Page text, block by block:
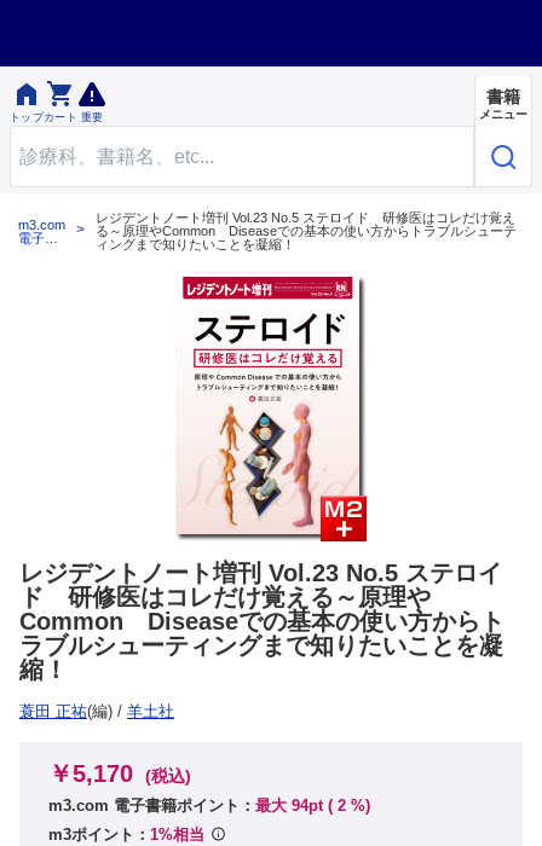

トップ

カート 重要
書籍
メニュー
m3.com
電子書
レジデントノート増刊 Vol.23 No.5 ステロイド 研修医はコレだけ覚え
る～原理やCommon Diseaseでの基本の使い方からトラブルシューテ
ィングまで知りたいことを凝縮！
レジデントノート増刊 Vol.23 No.5 ステロイ
ド 研修医はコレだけ覚える～原理や
Common Diseaseでの基本の使い方からト
ラブルシューティングまで知りたいことを凝
縮！
蓑田 正祐(編) / 羊土社
￥5,170 (税込)
m3.com 電子書籍ポイント： 最大 94pt ( 2 %)
m3ポイント： 1%相当